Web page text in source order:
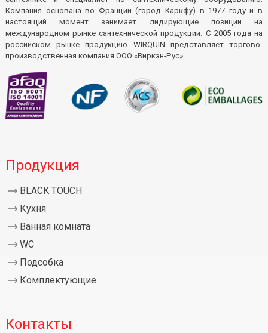
Компания основана во Франции (город Каркфу) в 1977 году и в
настоящий момент занимает лидирующие позиции на
международном рынке сантехнической продукции. С 2005 года на
российском рынке продукцию WIRQUIN представляет торгово-
производственная компания ООО «Виркэн-Рус».
Продукция
BLACK TOUCH
Кухня
Ванная комната
WC
Подсобка
Комплектующие
Контакты